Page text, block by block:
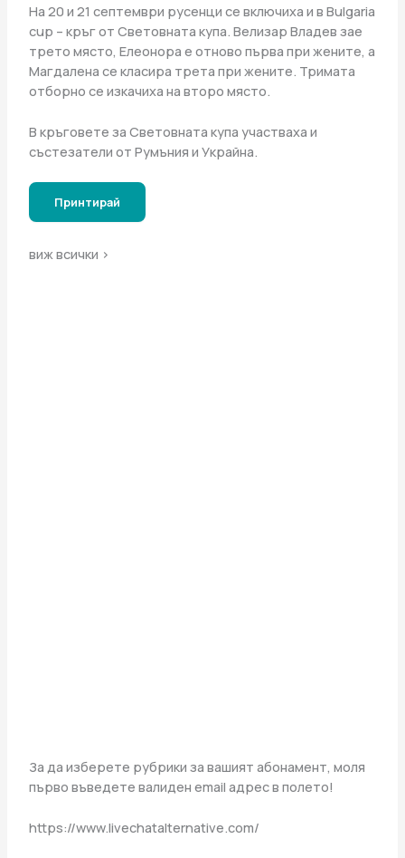
На 20 и 21 септември русенци се включиха и в Bulgaria
cup – кръг от Световната купа. Велизар Владев зае
трето място, Елеонора е отново първа при жените, а
Магдалена се класира трета при жените. Тримата
отборно се изкачиха на второ място.
В кръговете за Световната купа участваха и
състезатели от Румъния и Украйна.
Принтирай
виж всички >
За да изберете рубрики за вашият абонамент, моля
първо въведете валиден email адрес в полето!
https://www.livechatalternative.com/